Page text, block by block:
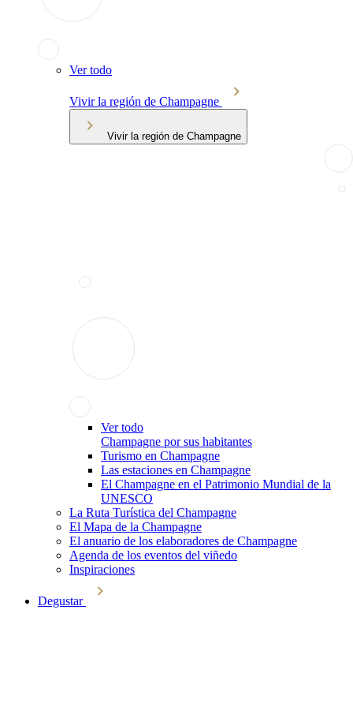
Ver todo
Vivir la región de Champagne
Vivir la región de Champagne
Ver todo
Champagne por sus habitantes
Turismo en Champagne
Las estaciones en Champagne
El Champagne en el Patrimonio Mundial de la
UNESCO
La Ruta Turística del Champagne
El Mapa de la Champagne
El anuario de los elaboradores de Champagne
Agenda de los eventos del viñedo
Inspiraciones
Degustar